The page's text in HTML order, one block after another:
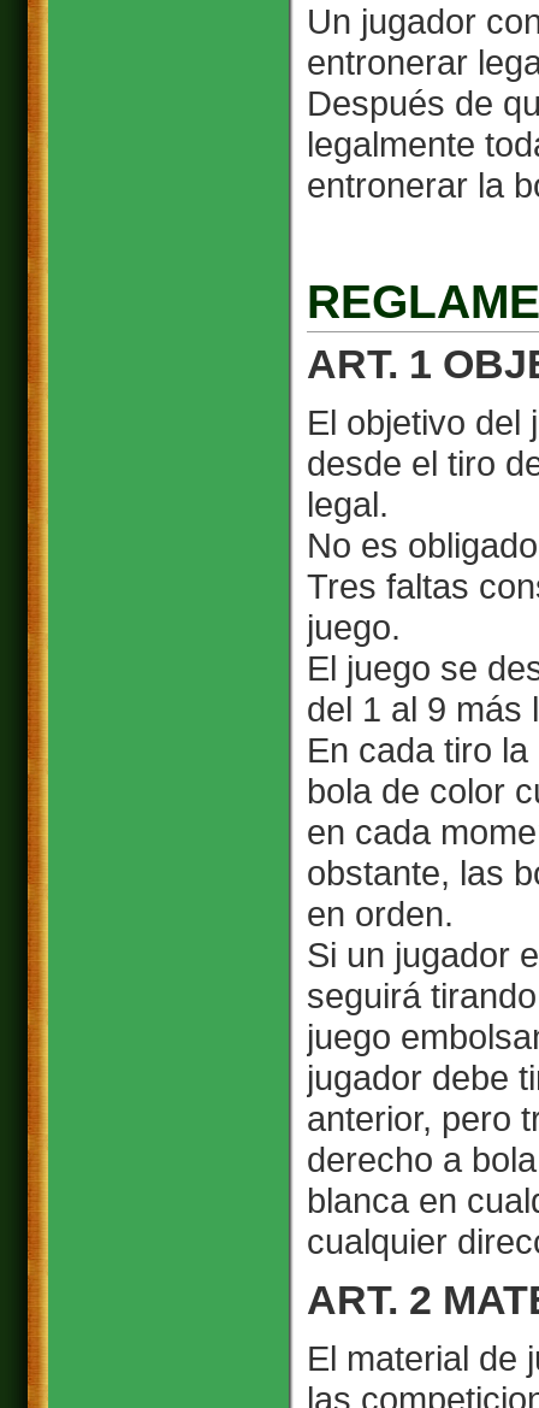
Un jugador
entronerar
Después de
legalmente
entronerar la
ART. 1
El objetivo del
desde el tiro
legal.
No es
Tres faltas
juego.
El juego se
del 1 al 9 más
En cada tiro
bola de color
en cada
obstante, las
en orden.
Si un jugador
seguirá
juego
jugador debe
anterior, pero
derecho a
blanca en
cualquier
ART. 2
El material de
las